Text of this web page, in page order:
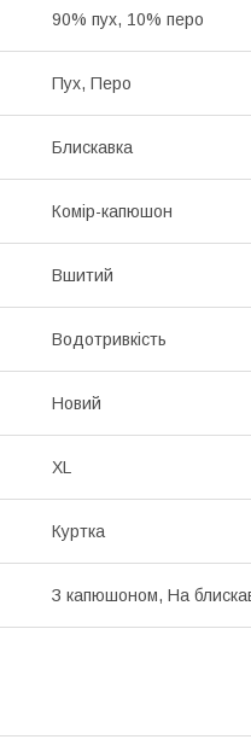
90% пух, 10% перо
Пух, Перо
Блискавка
Комір-капюшон
Вшитий
Водотривкість
Новий
XL
Куртка
З капюшоном, На